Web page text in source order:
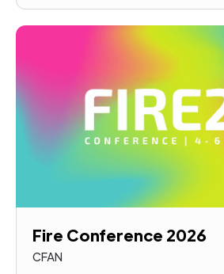
Fire Conference 2026
CFAN